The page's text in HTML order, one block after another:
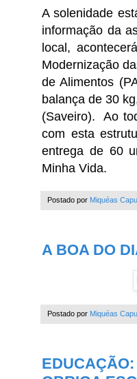
A solenidade
informação da
local,
Modernização
de Alimentos
balança de 30
(Saveiro). Ao
com esta
entrega de 60
Minha Vida.
Postado por Miquéas
A BOA DO
Postado por Miquéas